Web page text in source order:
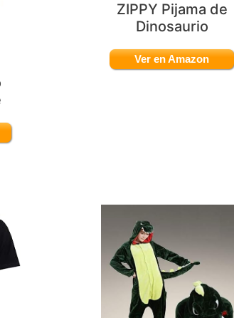
ZIPPY Pijama de
Dinosaurio
Ver en Amazon